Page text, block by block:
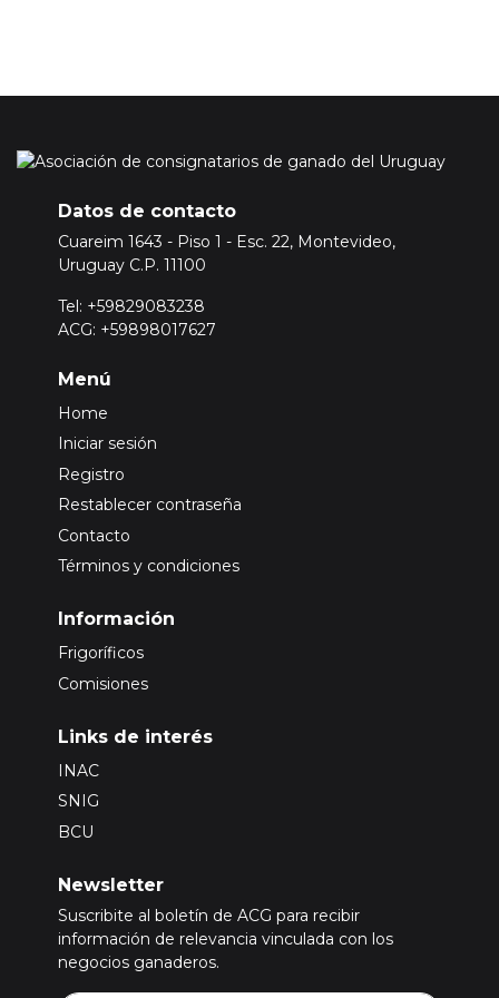
Datos de contacto
Cuareim 1643 - Piso 1 - Esc. 22, Montevideo,
Uruguay C.P. 11100
Tel: +59829083238
ACG: +59898017627
Menú
Home
Iniciar sesión
Registro
Restablecer contraseña
Contacto
Términos y condiciones
Información
Frigoríficos
Comisiones
Links de interés
INAC
SNIG
BCU
Newsletter
Suscribite al boletín de ACG para recibir
información de relevancia vinculada con los
negocios ganaderos.